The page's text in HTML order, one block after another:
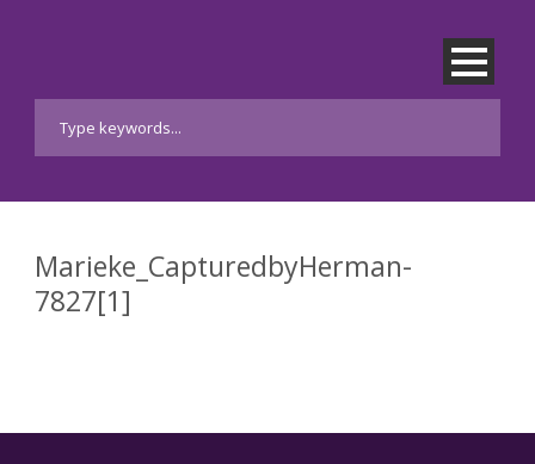
Marieke_CapturedbyHerman-
7827[1]